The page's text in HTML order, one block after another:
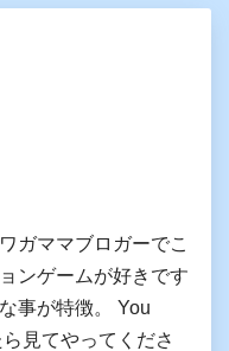
ガママブロガーでこ
ンゲームが好きです
事が特徴。 You
見てやってくださ